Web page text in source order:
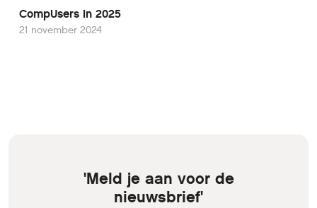
CompUsers in 2025
21 november 2024
'Meld je aan voor de
nieuwsbrief'